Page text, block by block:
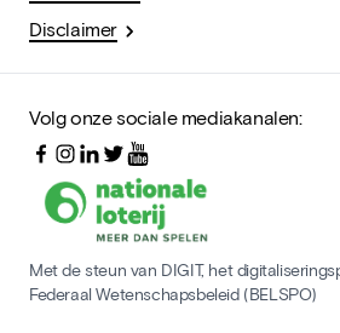
Disclaimer
Volg onze sociale mediakanalen:
Met de steun van DIGIT, het
Federaal Wetenschapsbeleid (BELSPO)